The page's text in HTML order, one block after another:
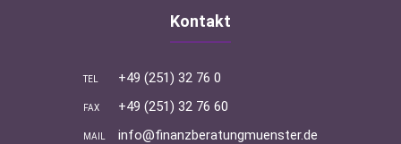
Kontakt
TEL +49 (251) 32 76 0
FAX +49 (251) 32 76 60
MAIL info@finanzberatungmuenster.de